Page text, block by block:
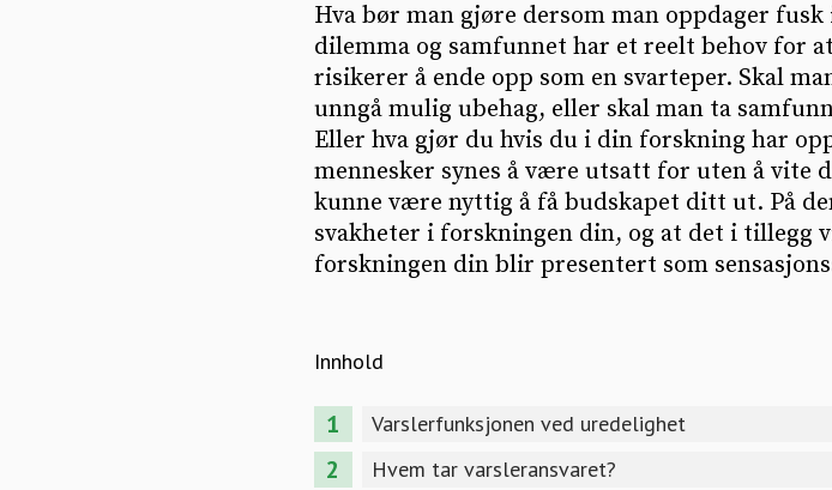
Hva bør man gjøre dersom man oppdager
dilemma og samfunnet har et reelt behov for
risikerer å ende opp som en svarteper. Skal
unngå mulig ubehag, eller skal man ta
Eller hva gjør du hvis du i din forskning har
mennesker synes å være utsatt for uten å vite
kunne være nyttig å få budskapet ditt ut. På
svakheter i forskningen din, og at det i tillegg
forskningen din blir presentert som
Innhold
Varslerfunksjonen ved uredelighet
Hvem tar varsleransvaret?